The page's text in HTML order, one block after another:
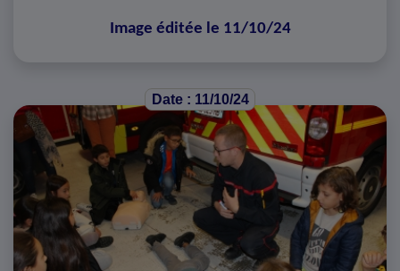
Image éditée le 11/10/24
Date : 11/10/24